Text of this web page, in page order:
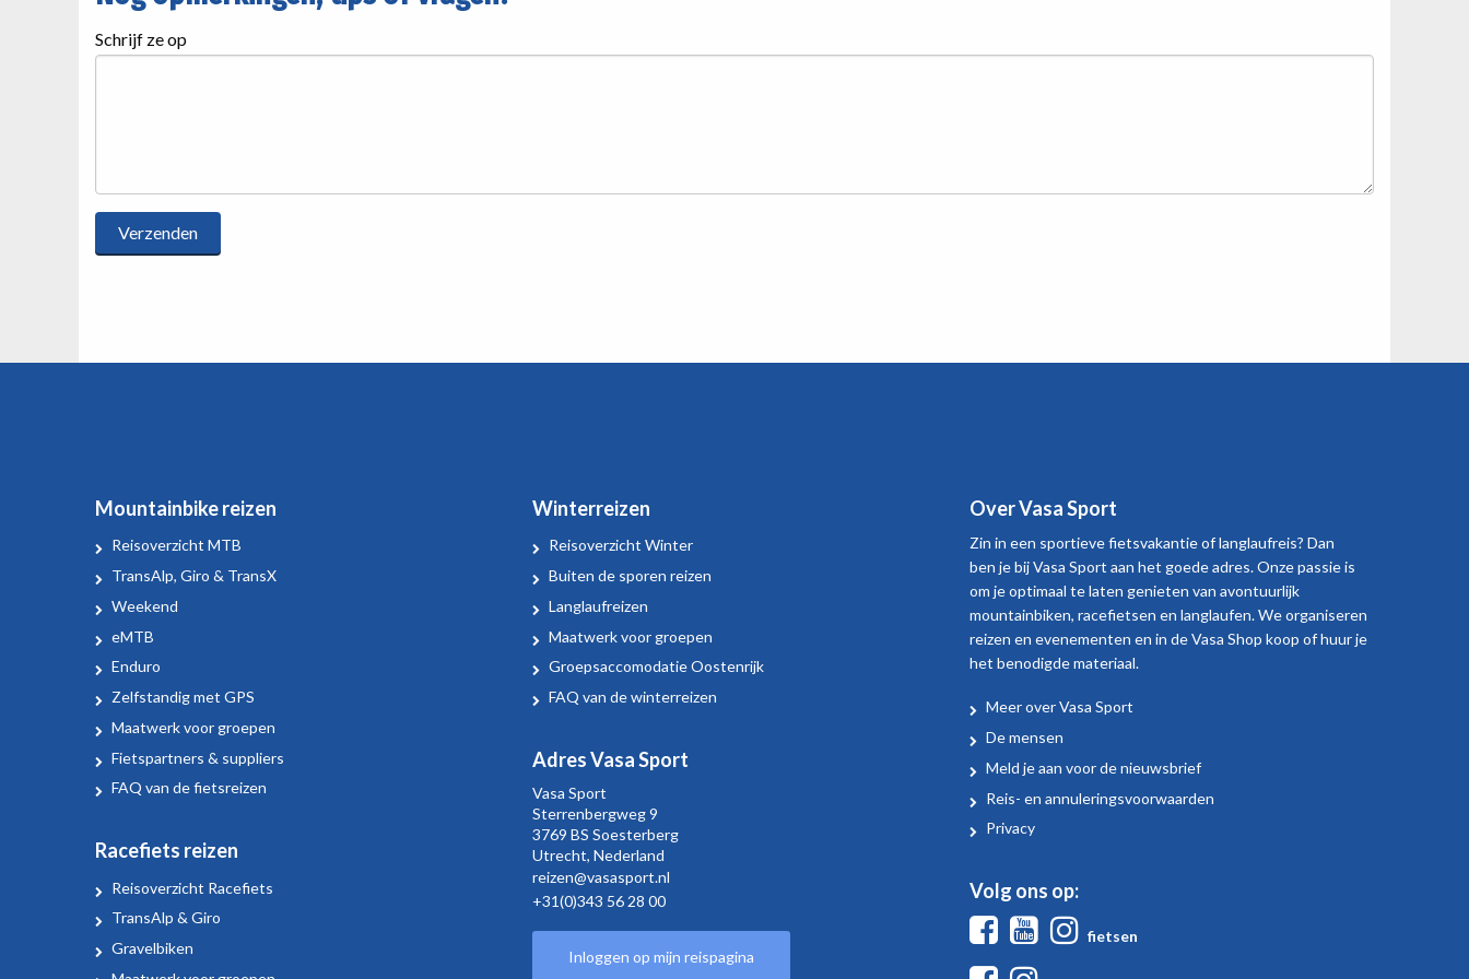
Schrijf ze op
Mountainbike reizen
Reisoverzicht MTB
TransAlp, Giro & TransX
Weekend
eMTB
Enduro
Zelfstandig met GPS
Maatwerk voor groepen
Fietspartners & suppliers
FAQ van de fietsreizen
Racefiets reizen
Reisoverzicht Racefiets
TransAlp & Giro
Gravelbiken
Winterreizen
Reisoverzicht Winter
Buiten de sporen reizen
Langlaufreizen
Maatwerk voor groepen
Groepsaccomodatie Oostenrijk
FAQ van de winterreizen
Adres Vasa Sport
Vasa Sport
Sterrenbergweg9
3769 BS Soesterberg
Utrecht, Nederland
reizen@vasasport.nl
+31(0)343 56 28 00
Inloggen op mijn reispagina
Over Vasa Sport
Zin in een sportieve fietsvakantie of langlaufreis? Dan
ben je bij Vasa Sport aan het goede adres. Onze passie is
om je optimaal te laten genieten van avontuurlijk
mountainbiken, racefietsen en langlaufen. We organiseren
reizen en evenementen en in de Vasa Shop koop of huur je
het benodigde materiaal.
Over
Vasa
Sport
Meer over Vasa Sport
De mensen
Meld je aan voor de nieuwsbrief
Reis- en annuleringsvoorwaarden
Privacy
Volg ons op:
FacebookYoutube
fietsen
Facebook